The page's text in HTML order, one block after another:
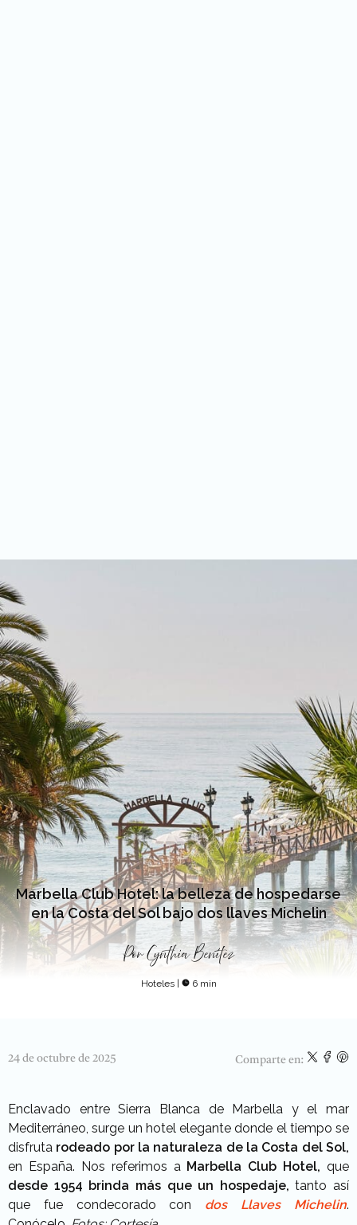
Marbella Club Hotel: la belleza de hospedarse
en la Costa del Sol bajo dos llaves Michelin
PorCynthia Benítez
Hoteles | 6 min
24 de octubre de 2025 Comparte en:
Enclavado entre Sierra Blanca de Marbella y el mar
Mediterráneo, surge un hotel elegante donde el tiempo se
disfruta rodeado por la naturaleza de la Costa del Sol,
en España. Nos referimos a Marbella Club Hotel, que
desde 1954 brinda más que un hospedaje, tanto así
que fue condecorado con dos Llaves Michelin.